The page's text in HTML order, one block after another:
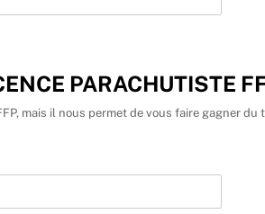
PARACHUTISTE
mais il nous permet de vous faire gagner